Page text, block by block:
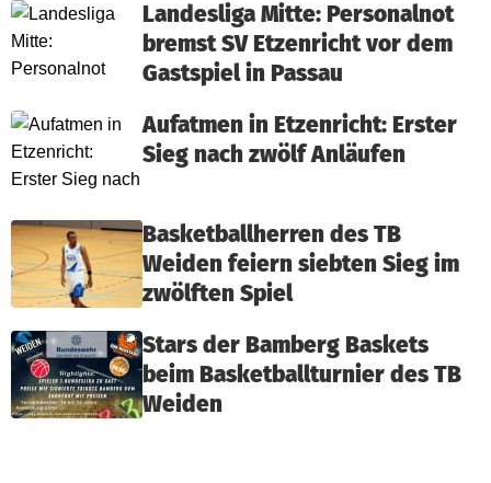
Landesliga Mitte: Personalnot
bremst SV Etzenricht vor dem
Gastspiel in Passau
Aufatmen in Etzenricht: Erster
Sieg nach zwölf Anläufen
Basketballherren des TB
Weiden feiern siebten Sieg im
zwölften Spiel
Stars der Bamberg Baskets
beim Basketballturnier des TB
Weiden